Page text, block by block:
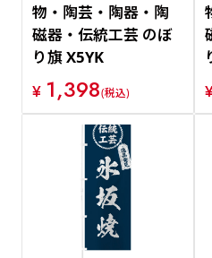
物・陶芸・陶器・陶
磁器・伝統工芸 のぼ
り旗 X5YK
¥ 1,398(税込)